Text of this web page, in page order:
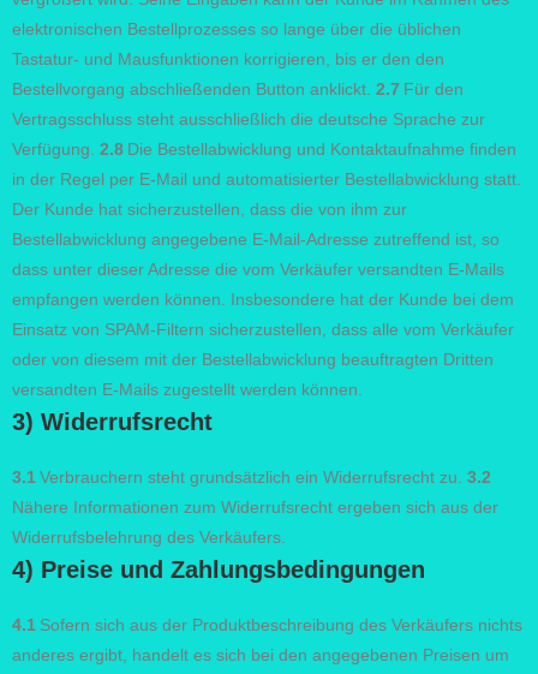
elektronischen Bestellprozesses so lange über die üblichen
Tastatur- und Mausfunktionen korrigieren, bis er den den
Bestellvorgang abschließenden Button anklickt. 2.7 Für den
Vertragsschluss steht ausschließlich die deutsche Sprache zur
Verfügung. 2.8 Die Bestellabwicklung und Kontaktaufnahme finden
in der Regel per E-Mail und automatisierter Bestellabwicklung statt.
Der Kunde hat sicherzustellen, dass die von ihm zur
Bestellabwicklung angegebene E-Mail-Adresse zutreffend ist, so
dass unter dieser Adresse die vom Verkäufer versandten E-Mails
empfangen werden können. Insbesondere hat der Kunde bei dem
Einsatz von SPAM-Filtern sicherzustellen, dass alle vom Verkäufer
oder von diesem mit der Bestellabwicklung beauftragten Dritten
versandten E-Mails zugestellt werden können.
3) Widerrufsrecht
3.1 Verbrauchern steht grundsätzlich ein Widerrufsrecht zu. 3.2
Nähere Informationen zum Widerrufsrecht ergeben sich aus der
Widerrufsbelehrung des Verkäufers.
4) Preise und Zahlungsbedingungen
4.1 Sofern sich aus der Produktbeschreibung des Verkäufers nichts
anderes ergibt, handelt es sich bei den angegebenen Preisen um